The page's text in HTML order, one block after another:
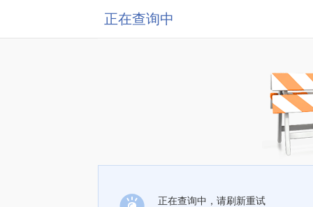
正在查询中
正在查询中，请刷新重试